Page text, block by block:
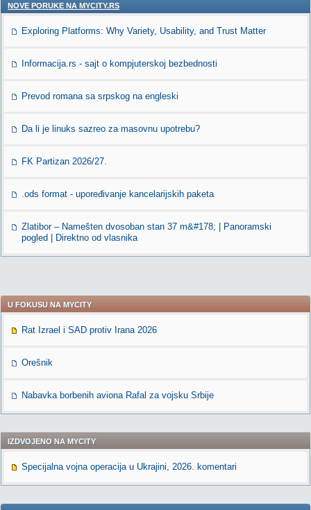
NOVE PORUKE NA MYCITY.RS
Exploring Platforms: Why Variety, Usability, and Trust Matter
Informacija.rs - sajt o kompjuterskoj bezbednosti
Prevod romana sa srpskog na engleski
Da li je linuks sazreo za masovnu upotrebu?
FK Partizan 2026/27.
.ods format - upoređivanje kancelarijskih paketa
Zlatibor – Namešten dvosoban stan 37 m&#178; | Panoramski
pogled | Direktno od vlasnika
U FOKUSU NA MYCITY
Rat Izrael i SAD protiv Irana 2026
Orešnik
Nabavka borbenih aviona Rafal za vojsku Srbije
IZDVOJENO NA MYCITY
Specijalna vojna operacija u Ukrajini, 2026. komentari